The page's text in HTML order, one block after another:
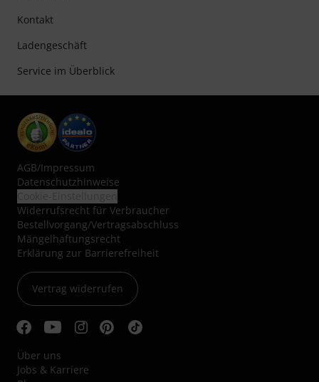
Kontakt
Ladengeschäft
Service im Überblick
AGB/Impressum
Datenschutzhinweise
Widerrufsrecht für Verbraucher
Bestellvorgang/Vertragsabschluss
Mängelhaftungsrecht
Erklärung zur Barrierefreiheit
Vertrag widerrufen
Über uns
Jobs & Karriere